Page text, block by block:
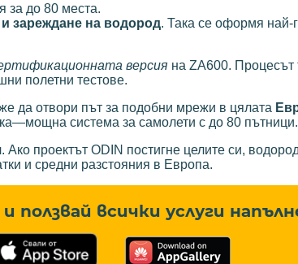
за до 80 места.
зареждане на водород. Така се оформя най-
версия на ZA600. Процесът
полетни тестове.
да отвори път за подобни мрежи в цялата
система за самолети с до 80 пътници.
. Ако проектът ODIN постигне целите си,
и средни разстояния в Европа.
всички услуги